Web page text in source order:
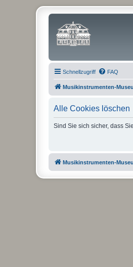
Schnellzugriff FAQ
Musikinstrumenten-
Alle Cookies löschen
Sind Sie sich sicher, dass
Musikinstrumenten-